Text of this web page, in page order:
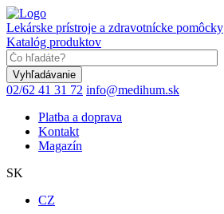
Skočiť
na
hlavný
obsah
Lekárske prístroje a zdravotnícke pomôcky
Katalóg produktov
02/62 41 31 72 info@medihum.sk
Platba a doprava
Kontakt
Magazín
SK
CZ